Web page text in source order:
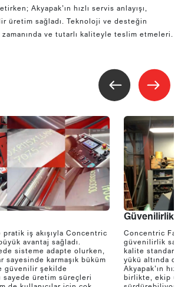
Akyapak’ın hızlı servis anlayışı,
üretim sağladı. Teknoloji ve desteğin
ve tutarlı kaliteyle teslim etmeleri.
pratik iş akışıyla Concentric
avantaj sağladı.
sisteme adapte olurken,
sayesinde karmaşık büküm
güvenilir şekilde
sayede üretim süreçleri
Güvenilirlik
Concentric
güvenilirlik
kalite
yükü altında
Akyapak’ın
birlikte, ekip